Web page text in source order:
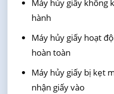
Máy hủy giấy không
hành
Máy hủy giấy hoạt
hoàn toàn
Máy hủy giấy bị kẹt
nhận giấy vào